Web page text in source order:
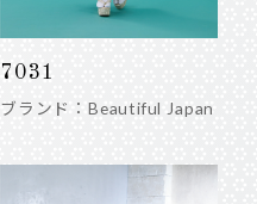
7031
ブランド：Beautiful Japan